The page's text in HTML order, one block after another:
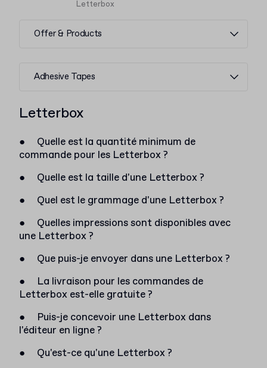
Letterbox
Offer & Products
Adhesive Tapes
Letterbox
●
Quelle est la quantité minimum de
commande pour les Letterbox ?
●
Quelle est la taille d'une Letterbox ?
●
Quel est le grammage d'une Letterbox ?
●
Quelles impressions sont disponibles avec
une Letterbox ?
●
Que puis-je envoyer dans une Letterbox ?
●
La livraison pour les commandes de
Letterbox est-elle gratuite ?
●
Puis-je concevoir une Letterbox dans
l'éditeur en ligne ?
●
Qu'est-ce qu'une Letterbox ?